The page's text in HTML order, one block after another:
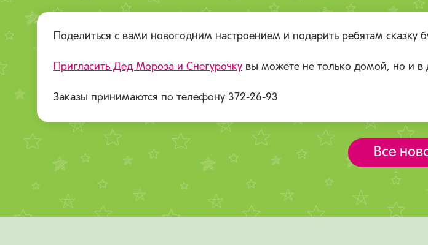
Поделиться с вами новогодним настроением и подарить ребятам
Пригласить Дед Мороза и Снегурочку вы можете не только домой, но и в
Заказы принимаются по телефону 372-26-93
Все